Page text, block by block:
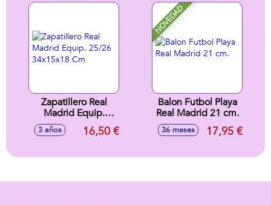
26X15X12,5Cm
Zapatillero Real
Madrid Equip.
25/26 34x15x18
3 años 16,50 €
NOVEDAD
Balon Futbol Playa
Real Madrid 21 cm.
36 meses 17,95 €